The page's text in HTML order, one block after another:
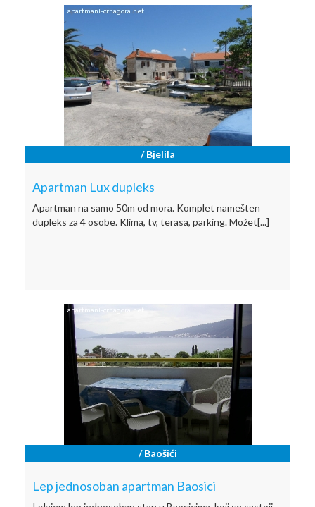
/ Bjelila
Apartman Lux dupleks
Apartman na samo 50m od mora. Komplet namešten
dupleks za 4 osobe. Klima, tv, terasa, parking. Možet[...]
/ Baošići
Lep jednosoban apartman Baosici